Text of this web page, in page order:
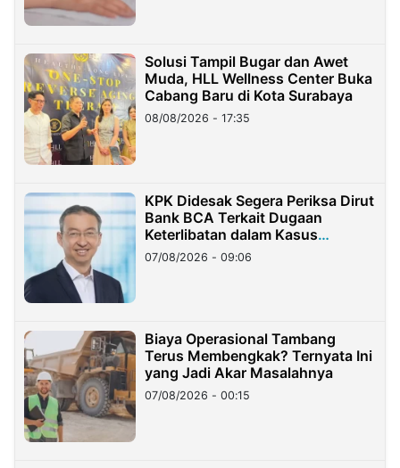
Solusi Tampil Bugar dan Awet
Muda, HLL Wellness Center Buka
Cabang Baru di Kota Surabaya
08/08/2026 - 17:35
KPK Didesak Segera Periksa Dirut
Bank BCA Terkait Dugaan
Keterlibatan dalam Kasus
Hilangnya Dana Nasabah Rp2,58
Miliar
07/08/2026 - 09:06
Biaya Operasional Tambang
Terus Membengkak? Ternyata Ini
yang Jadi Akar Masalahnya
07/08/2026 - 00:15